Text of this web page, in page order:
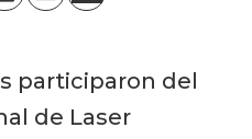
participaron del
de Laser